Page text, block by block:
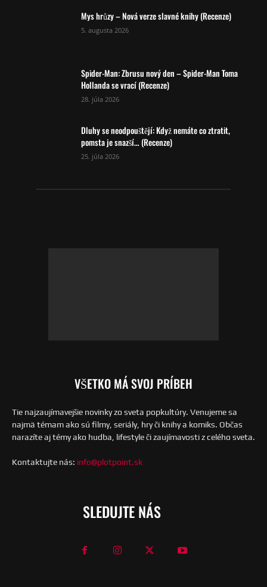
Mys hrůzy – Nová verze slavné knihy (Recenze)
5. augusta 2026
Spider-Man: Zbrusu nový den – Spider-Man Toma
Hollanda se vrací (Recenze)
28. júla 2026
Dluhy se neodpouštějí: Když nemáte co ztratit,
pomsta je snazší… (Recenze)
25. júla 2026
VŠETKO MÁ SVOJ PRÍBEH
Tie najzaujímavejšie novinky zo sveta popkultúry. Venujeme sa
najmä témam ako sú filmy, seriály, hry či knihy a komiks. Občas
narazíte aj témy ako hudba, lifestyle či zaujímavosti z celého sveta.
Kontaktujte nás: info@plotpoint.sk
SLEDUJTE NÁS